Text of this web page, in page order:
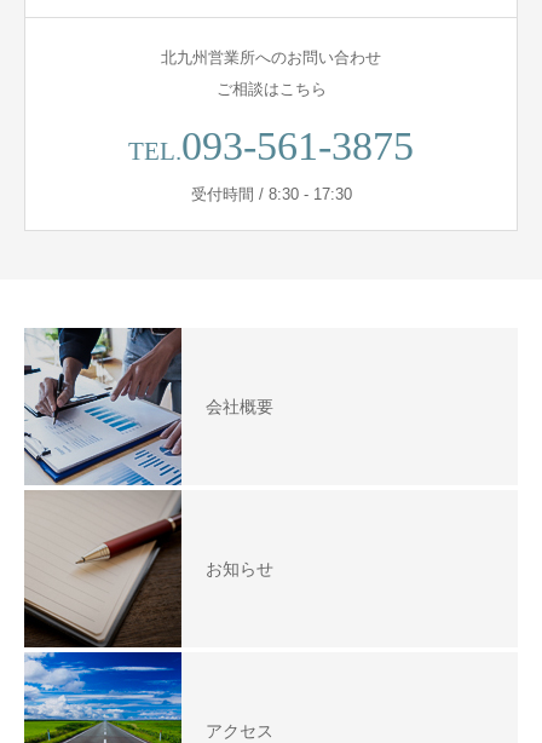
北九州営業所へのお問い合わせ
ご相談はこちら
TEL.093-561-3875
受付時間 / 8:30 - 17:30
会社概要
お知らせ
アクセス